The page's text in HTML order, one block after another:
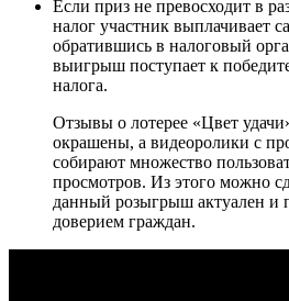
Если приз не превосходит в
налог участник выплачивает
обратившись в налоговый
выигрыш поступает к
налога.
Отзывы о лотерее «Цвет
окрашены, а видеоролики с
собирают множество
просмотров. Из этого можно
данный розыгрыш актуален и
доверием граждан.